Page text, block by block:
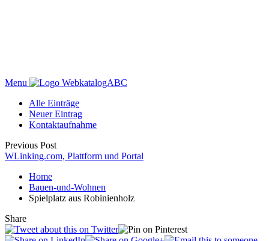
Menu
WebkatalogABC
Alle Einträge
Neuer Eintrag
Kontaktaufnahme
Previous Post
WLinking.com, Plattform und Portal
Home
Bauen-und-Wohnen
Spielplatz aus Robinienholz
Share